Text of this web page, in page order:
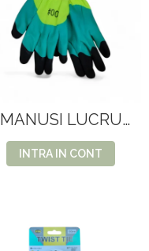
MANUSI LUCRU
TEXTIL
INTRA IN CONT